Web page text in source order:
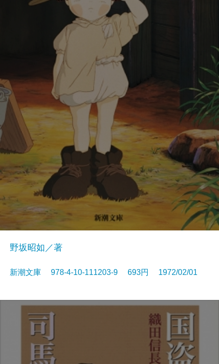
野坂昭如／著
新潮文庫 978-4-10-111203-9 693円 1972/02/01